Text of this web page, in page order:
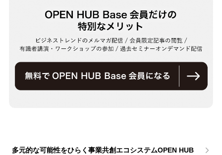
多元的な可能性をひらく事業共創エコシステムOPEN HUB